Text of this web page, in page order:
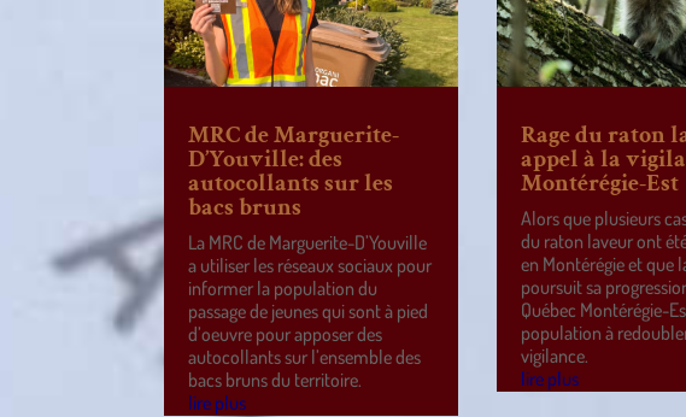
MRC de Marguerite-
D’Youville: des
autocollants sur les
bacs bruns
La MRC de Marguerite-D’Youville
a utiliser les réseaux sociaux pour
informer la population du
passage de jeunes qui sont à pied
d’oeuvre pour apposer des
autocollants sur l’ensemble des
bacs bruns du territoire.
lire plus
Rage du raton
appel à la
Montérégie-Est
Alors que plusieurs
du raton laveur ont
en Montérégie et que
poursuit sa
Québec Montérégie-
population à
vigilance.
lire plus